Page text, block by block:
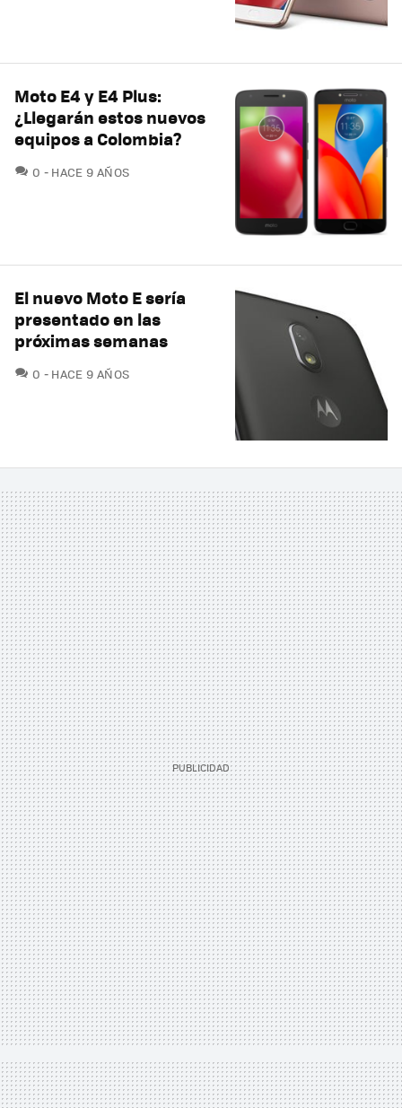
Moto E4 y E4 Plus:
¿Llegarán estos nuevos
equipos a Colombia?
0 COMENTARIOS
HACE 9 AÑOS
El nuevo Moto E sería
presentado en las
próximas semanas
0 COMENTARIOS
HACE 9 AÑOS